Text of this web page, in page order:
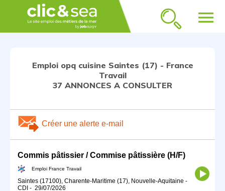
menu
Emploi opq cuisine Saintes (17) - France
Travail
37 ANNONCES A CONSULTER
Créer une alerte e-mail
Commis pâtissier / Commise pâtissière (H/F)
Emploi France Travail
Saintes (17100), Charente-Maritime (17), Nouvelle-Aquitaine -
CDI - 29/07/2026